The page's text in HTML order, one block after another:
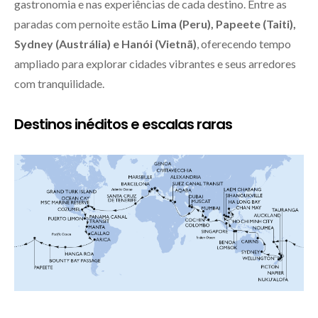
gastronomia e nas experiências de cada destino. Entre as
paradas com pernoite estão Lima (Peru), Papeete (Taiti),
Sydney (Austrália) e Hanói (Vietnã), oferecendo tempo
ampliado para explorar cidades vibrantes e seus arredores
com tranquilidade.
Destinos inéditos e escalas raras